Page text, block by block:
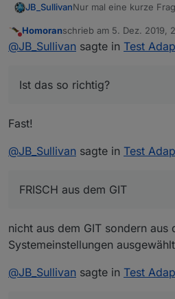
JB_SullivanNur mal eine kurze
ohne Migration oder
mäßig nur 3 Adapter
Nun installiert man
eine vorhandene
alle NEU und ganz
Umständen sehr sehr
Ich frage nur, weil
Nicht stören
Homoranschrieb am 5. Dez. 2019,
zuletzt editiert von
@JB_Sullivan sagte in Test
Ist das so richtig?
Fast!
@JB_Sullivan sagte in Test
FRISCH aus dem GIT
nicht aus dem GIT sondern aus
Systemeinstellungen
@JB_Sullivan sagte in Test